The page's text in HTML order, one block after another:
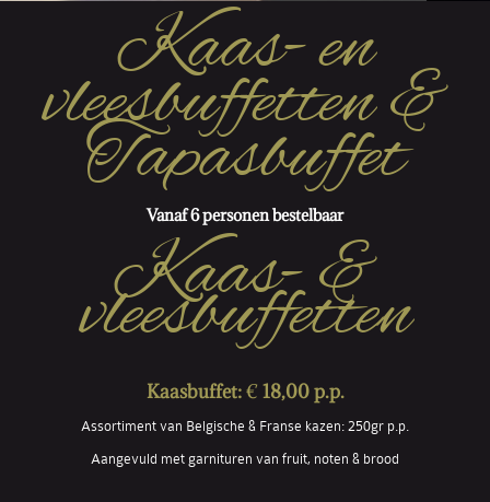
Kaas- en
vleesbuffetten &
Tapasbuffet
Vanaf 6 personen bestelbaar
Kaas- &
vleesbuffetten
Kaasbuffet:€ 18,00 p.p.
Assortiment van Belgische & Franse kazen: 250gr p.p.
Aangevuld met garnituren van fruit, noten & brood